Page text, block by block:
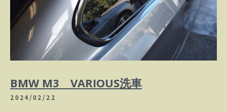
BMW M3 VARIOUS洗車
2024/02/22